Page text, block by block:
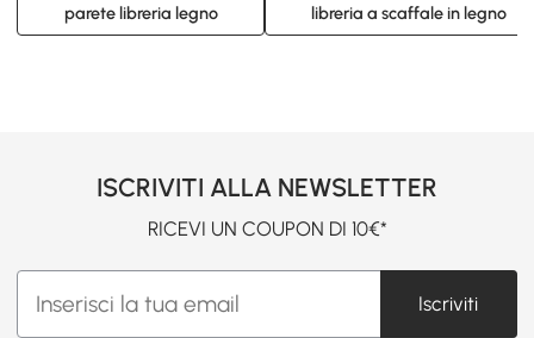
parete libreria legno libreria a scaffale in legno
ISCRIVITI ALLA NEWSLETTER
RICEVI UN COUPON DI 10€*
Iscriviti